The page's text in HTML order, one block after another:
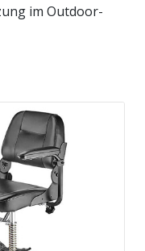
im Outdoor-